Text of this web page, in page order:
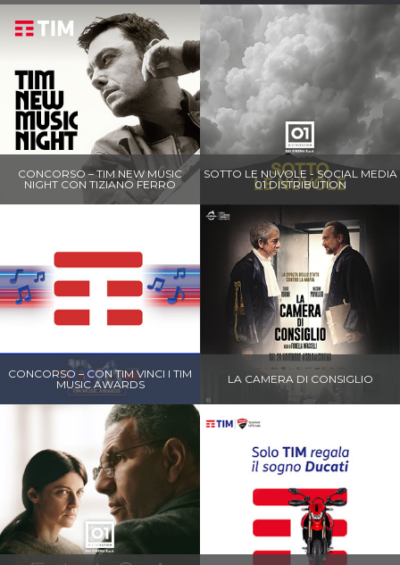
CONCORSO – TIM NEW MUSIC
NIGHT CON TIZIANO FERRO
SOTTO LE NUVOLE - SOCIAL MEDIA
01 DISTRIBUTION
CONCORSO – CON TIM VINCI I TIM
MUSIC AWARDS
LA CAMERA DI CONSIGLIO